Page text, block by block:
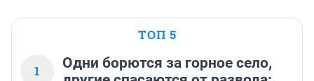
ТОП 5
1
Одни борются за горное село,